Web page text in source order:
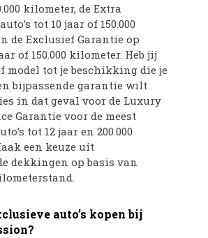
kilometer, de Extra
tot 10 jaar of 150.000
de Exclusief Garantie op
of 150.000 kilometer. Heb jij
model tot je beschikking die je
bijpassende garantie wilt
in dat geval voor de Luxury
Garantie voor de meest
tot 12 jaar en 200.000
een keuze uit
dekkingen op basis van
auto’s kopen bij